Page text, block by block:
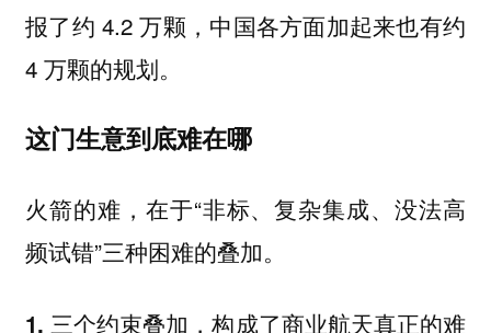
报了约 4.2 万颗，中国各方面加起来也有约
4 万颗的规划。
这门生意到底难在哪
火箭的难，在于“非标、复杂集成、没法高
频试错”三种困难的叠加。
1. 三个约束叠加，构成了商业航天真正的难